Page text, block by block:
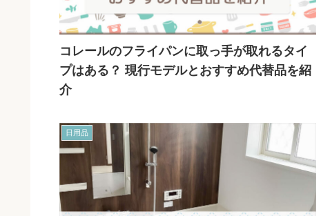
コレールのフライパンに取っ手が取れるタイ
プはある？ 現行モデルとおすすめ代替品を紹
介
日用品